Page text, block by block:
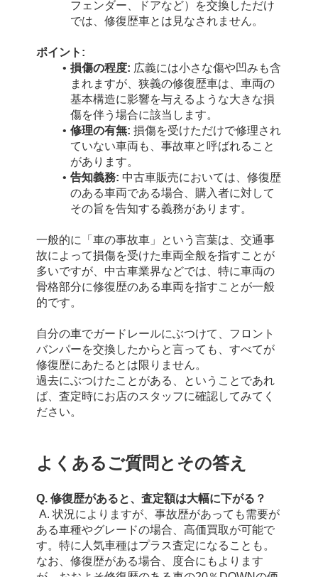
フェンダー、ドアなど）を交換しただけ
では、修復歴車とは見なされません。
ポイント:
損傷の程度: 広義には小さな傷や凹みも含
まれますが、狭義の修復歴車は、車両の
基本構造に影響を与えるような大きな損
傷を伴う場合に該当します。
修理の有無: 損傷を受けただけで修理され
ていない車両も、事故車と呼ばれること
があります。
告知義務: 中古車販売においては、修復歴
のある車両である場合、購入者に対して
その旨を告知する義務があります。
一般的に「車の事故車」という言葉は、交通事
故によって損傷を受けた車両全般を指すことが
多いですが、中古車業界などでは、特に車両の
骨格部分に修復歴のある車両を指すことが一般
的です。
自分の車でガードレールにぶつけて、フロント
バンパーを交換したからと言っても、すべてが
修復歴にあたるとは限りません。
過去にぶつけたことがある、ということであれ
ば、査定時にお店のスタッフに確認してみてく
ださい。
よくあるご質問とその答え
Q. 修復歴があると、査定額は大幅に下がる？
ある車種やグレードの場合、高価買取が可能で
す。特に人気車種はプラス査定になることも。
なお、修復歴がある場合、度合にもよります